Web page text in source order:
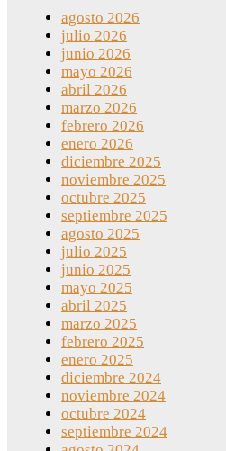
agosto 2026
julio 2026
junio 2026
mayo 2026
abril 2026
marzo 2026
febrero 2026
enero 2026
diciembre 2025
noviembre 2025
octubre 2025
septiembre 2025
agosto 2025
julio 2025
junio 2025
mayo 2025
abril 2025
marzo 2025
febrero 2025
enero 2025
diciembre 2024
noviembre 2024
octubre 2024
septiembre 2024